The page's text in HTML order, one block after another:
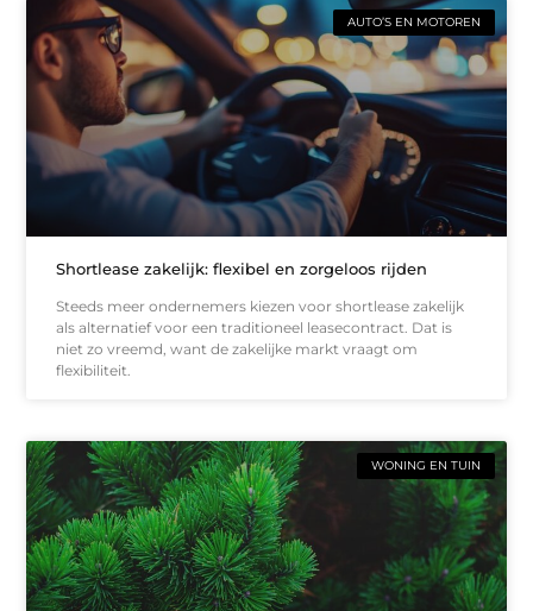
AUTO’S EN MOTOREN
Shortlease zakelijk: flexibel en zorgeloos rijden
Steeds meer ondernemers kiezen voor shortlease zakelijk
als alternatief voor een traditioneel leasecontract. Dat is
niet zo vreemd, want de zakelijke markt vraagt om
flexibiliteit.
WONING EN TUIN